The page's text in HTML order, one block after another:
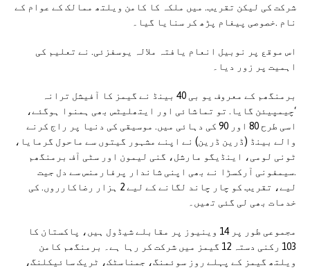
شرکت کی لیکن تقریب. میں ملکہ کا کامن ویلتھ ممالک کے عوام کے
نام .خصوصی پیغام پڑھ کر سنایا گیا۔
اس موقع پر نوبیل انعام یافتہ ملالہ یوسفزئی. نے تعلیم کی
اہمیت پر زور دیا۔
برمنگھم کے معروف یو بی 40 بینڈ نے گیمز کا آفیشل ترانہ
‘چیمپیئن گایا. تو تماشائی اور ایتھلیٹس بھی ہمنوا ہوگئے،
اسی طرح 80 اور 90 کی دہائی میں. موسیقی کی دنیا پر راج کرنے
والے بینڈ (ڈرین ڈرین) نے اپنے مشہور گیتوں سے ماحول گرمایا،
ٹونی لومی، اینڈیگو مارشل، گنی لیمون اور سٹی آف برمنگھم
.سیمفونی آرکسڑا نے بھی اپنی شاندار پرفارمنس سے دل جیت
لیے، تقریب کو چار چاند لگانے کے لیے 2 ہزار رضاکارروں. کی
خدمات بھی لی گئی تھیں۔
مجموعی طور پر 14 وینیوز پر مقابلے شیڈول ہیں، پاکستان کا
103 رکنی دستہ 12 گیمز میں شرکت کر رہا ہے۔ برمنگھم کامن
ویلتھ گیمز کے پہلے روز سوئمنگ، جمناسٹک، ٹریک سائیکلنگ،